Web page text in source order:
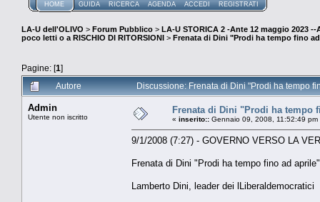
HOME GUIDA RICERCA AGENDA ACCEDI REGISTRATI
LA-U dell'OLIVO > Forum Pubblico > LA-U STORICA 2 -Ante 12 maggio 2023 --
poco letti o a RISCHIO DI RITORSIONI
> Frenata di Dini "Prodi ha tempo fino
Pagine: [1]
Autore
Discussione: Frenata di Dini "Prodi ha tempo
Admin
Utente non iscritto
Frenata di Dini "Prodi ha tempo
« inserito:: Gennaio 09, 2008, 11:52:49 pm
9/1/2008 (7:27) - GOVERNO VERSO LA
Frenata di Dini "Prodi ha tempo fino ad aprile"
Lamberto Dini, leader dei lLiberaldemocratici